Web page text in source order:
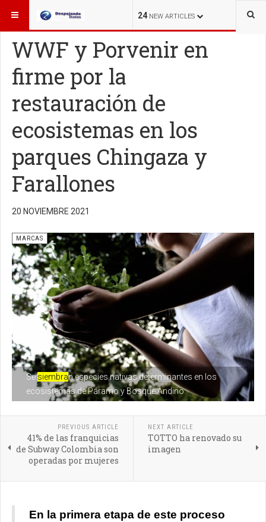
24 NEW ARTICLES
ESTÁ AQUÍ: MARCAS
WWF y Porvenir en
firme por la
restauración de
ecosistemas en los
parques Chingaza y
Farallones
20 NOVIEMBRE 2021
Sesiembran especies nativas determinantes en los
ecosistemas de Páramo y Bosque Andino
MARCAS
PREVIOUS ARTICLE
41% de las franquicias
de Subway Colombia son
operadas por mujeres
NEXT ARTICLE
TOTTO ha renovado su
imagen
En la primera etapa de este proceso